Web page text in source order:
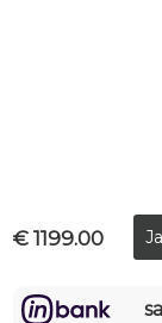
€ 1199.00